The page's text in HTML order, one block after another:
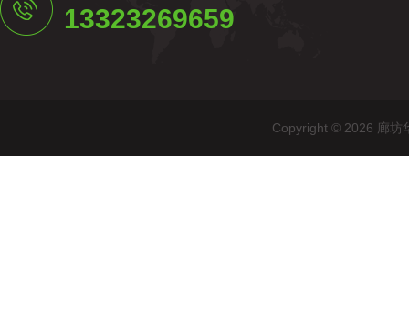
13323269659
Copyright © 2026 廊